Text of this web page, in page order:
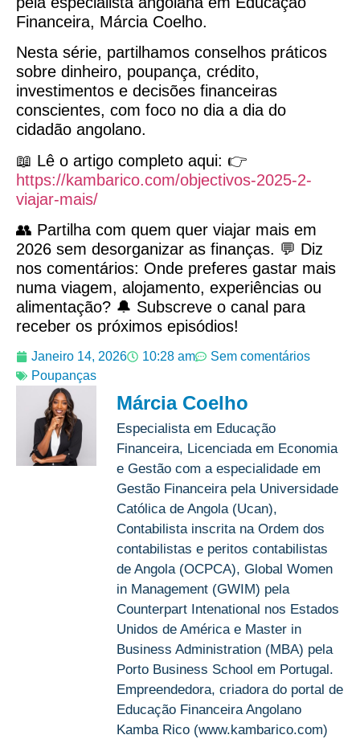
Financeira, Márcia Coelho.
Nesta série, partilhamos conselhos práticos
sobre dinheiro, poupança, crédito,
investimentos e decisões financeiras
conscientes, com foco no dia a dia do
cidadão angolano.
📖 Lê o artigo completo aqui: 👉
https://kambarico.com/objectivos-2025-2-
viajar-mais/
👥 Partilha com quem quer viajar mais em
2026 sem desorganizar as finanças. 💬 Diz
nos comentários: Onde preferes gastar mais
numa viagem, alojamento, experiências ou
alimentação? 🔔 Subscreve o canal para
receber os próximos episódios!
Janeiro 14, 2026 10:28 am
Sem comentários
Poupanças
Márcia Coelho
Especialista em Educação
Financeira, Licenciada em Economia
e Gestão com a especialidade em
Gestão Financeira pela Universidade
Católica de Angola (Ucan),
Contabilista inscrita na Ordem dos
contabilistas e peritos contabilistas
de Angola (OCPCA), Global Women
in Management (GWIM) pela
Counterpart Intenational nos Estados
Unidos de América e Master in
Business Administration (MBA) pela
Porto Business School em Portugal.
Empreendedora, criadora do portal de
Educação Financeira Angolano
Kamba Rico (www.kambarico.com)